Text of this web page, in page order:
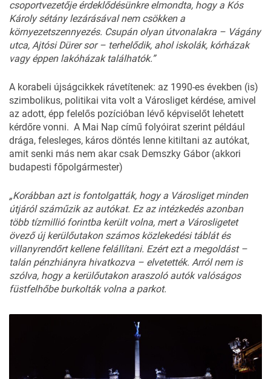
csoportvezetője érdeklődésünkre elmondta, hogy a Kós
Károly sétány lezárásával nem csökken a
környezetszennyezés. Csupán olyan útvonalakra – Vágány
utca, Ajtósi Dürer sor – terhelődik, ahol iskolák, kórházak
vagy éppen lakóházak találhatók.”
A korabeli újságcikkek rávetítenek: az 1990-es években (is)
szimbolikus, politikai vita volt a Városliget kérdése, amivel
az adott, épp felelős pozícióban lévő képviselőt lehetett
kérdőre vonni. A Mai Nap című folyóirat szerint például
drága, felesleges, káros döntés lenne kitiltani az autókat,
amit senki más nem akar csak Demszky Gábor (akkori
budapesti főpolgármester)
„Korábban aztis fontolgatták, hogya Városligetminden
útjárólszáműzikaz autókat. Ez az intézkedés azonban
több tízmillió forintba került volna, merta Városligetet
övezőújkerülőutakon számos közlekedési táblátés
villanyrendőrtkellene felállítani. Ezértezta megoldást –
talán pénzhiányra hivatkozva – elvetették. Arrólnem is
szólva, hogya kerülőutakon araszoló autók valóságos
füstfelhőbeburkolták volna a parkot.